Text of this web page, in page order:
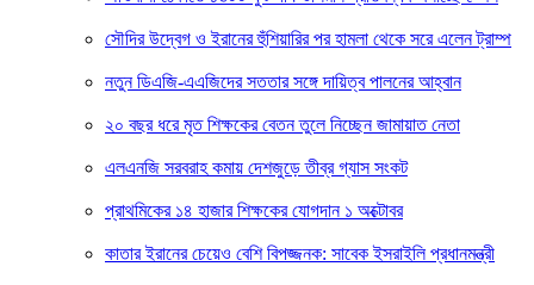
সৌদির উদ্বেগ ও ইরানের হুঁশিয়ারির পর হামলা থেকে সরে এলেন ট্রাম্প
নতুন ডিএজি-এএজিদের সততার সঙ্গে দায়িত্ব পালনের আহ্বান
২০ বছর ধরে মৃত শিক্ষকের বেতন তুলে নিচ্ছেন জামায়াত নেতা
এলএনজি সরবরাহ কমায় দেশজুড়ে তীব্র গ্যাস সংকট
প্রাথমিকের ১৪ হাজার শিক্ষকের যোগদান ১ অক্টোবর
কাতার ইরানের চেয়েও বেশি বিপজ্জনক: সাবেক ইসরাইলি প্রধানমন্ত্রী